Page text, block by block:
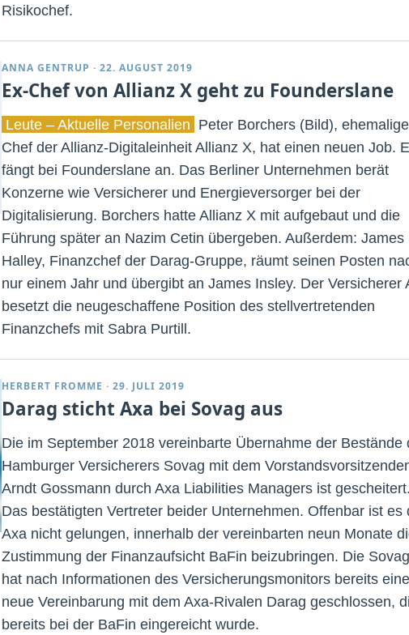
Risikochef.
ANNA GENTRUP · 22. AUGUST 2019
Ex-Chef von Allianz X geht zu Founderslane
Leute – Aktuelle Personalien Peter Borchers (Bild),
Chef der Allianz-Digitaleinheit Allianz X, hat einen neuen Job.
fängt bei Founderslane an. Das Berliner Unternehmen berät
Konzerne wie Versicherer und Energieversorger bei der
Digitalisierung. Borchers hatte Allianz X mit aufgebaut und die
Führung später an Nazim Cetin übergeben. Außerdem: James
Halley, Finanzchef der Darag-Gruppe, räumt seinen Posten
nur einem Jahr und übergibt an James Insley. Der Versicherer
besetzt die neugeschaffene Position des stellvertretenden
Finanzchefs mit Sabra Purtill.
HERBERT FROMME · 29. JULI 2019
Darag sticht Axa bei Sovag aus
Die im September 2018 vereinbarte Übernahme der Bestände
Hamburger Versicherers Sovag mit dem
Arndt Gossmann durch Axa Liabilities Managers ist gescheitert.
Das bestätigten Vertreter beider Unternehmen. Offenbar ist es
Axa nicht gelungen, innerhalb der vereinbarten neun Monate
Zustimmung der Finanzaufsicht BaFin beizubringen. Die Sovag
hat nach Informationen des Versicherungsmonitors bereits eine
neue Vereinbarung mit dem Axa-Rivalen Darag geschlossen,
bereits bei der BaFin eingereicht wurde.